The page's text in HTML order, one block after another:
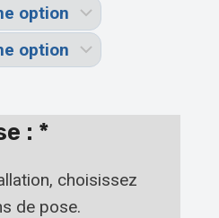
: *
choisissez
de pose.